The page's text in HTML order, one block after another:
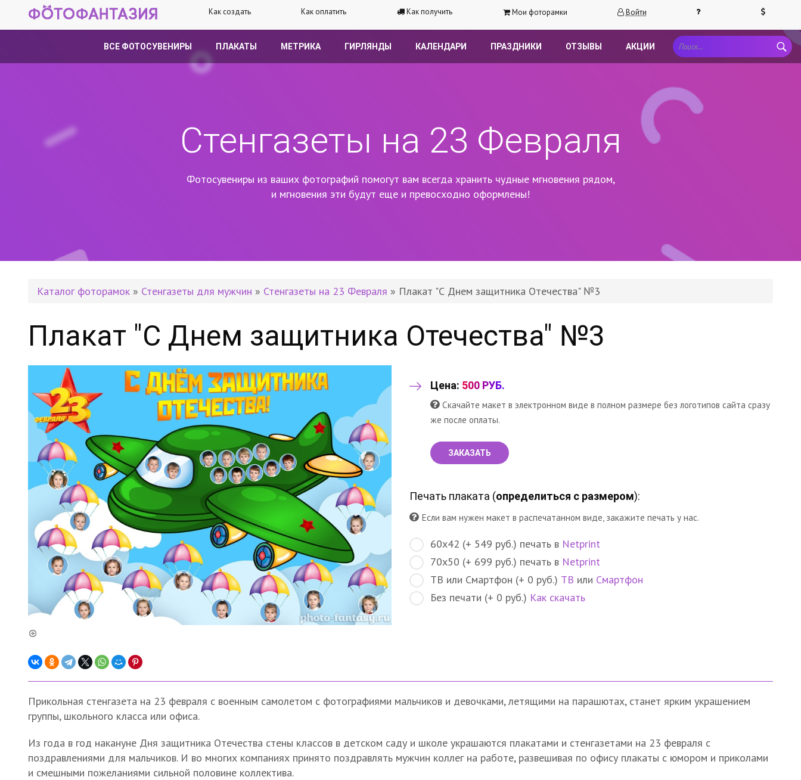
Как создать Как оплатить Как получить Мои фоторамки Войти
ВСЕ ФОТОСУВЕНИРЫ ПЛАКАТЫ МЕТРИКА ГИРЛЯНДЫ КАЛЕНДАРИ ПРАЗДНИКИ ОТЗЫВЫ АКЦИИ
Стенгазеты на 23 Февраля
Фотосувениры из ваших фотографий помогут вам всегда хранить чудные мгновения рядом,
и мгновения эти будут еще и превосходно оформлены!
Каталог фоторамок » Стенгазеты для мужчин » Стенгазеты на 23 Февраля » Плакат "С Днем защитника Отечества" №3
Плакат "С Днем защитника Отечества" №3
Цена: 500 РУБ.
Скачайте макет в электронном виде в полном размере без логотипов сайта сразу
же после оплаты.
ЗАКАЗАТЬ
Печать плаката (определиться с размером):
Если вам нужен макет в распечатанном виде, закажите печать у нас.
60х42 (+ 549 руб.) печать в Netprint
70х50 (+ 699 руб.) печать в Netprint
ТВ или Смартфон (+ 0 руб.) ТВ или Смартфон
Без печати (+ 0 руб.) Как скачать
Прикольная стенгазета на 23 февраля с военным самолетом с фотографиями мальчиков и девочками, летящими на парашютах, станет ярким украшением
группы, школьного класса или офиса.
Из года в год накануне Дня защитника Отечества стены классов в детском саду и школе украшаются плакатами и стенгазетами на 23 февраля с
поздравлениями для мальчиков. И во многих компаниях принято поздравлять мужчин коллег на работе, развешивая по офису плакаты с юмором и приколами
и смешными пожеланиями сильной половине коллектива.